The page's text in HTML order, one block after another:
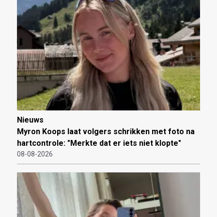
Nieuws
Myron Koops laat volgers schrikken met foto na
hartcontrole: "Merkte dat er iets niet klopte"
08-08-2026